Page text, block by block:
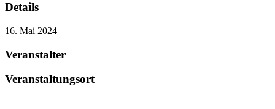
Details
16. Mai 2024
Veranstalter
Veranstaltungsort